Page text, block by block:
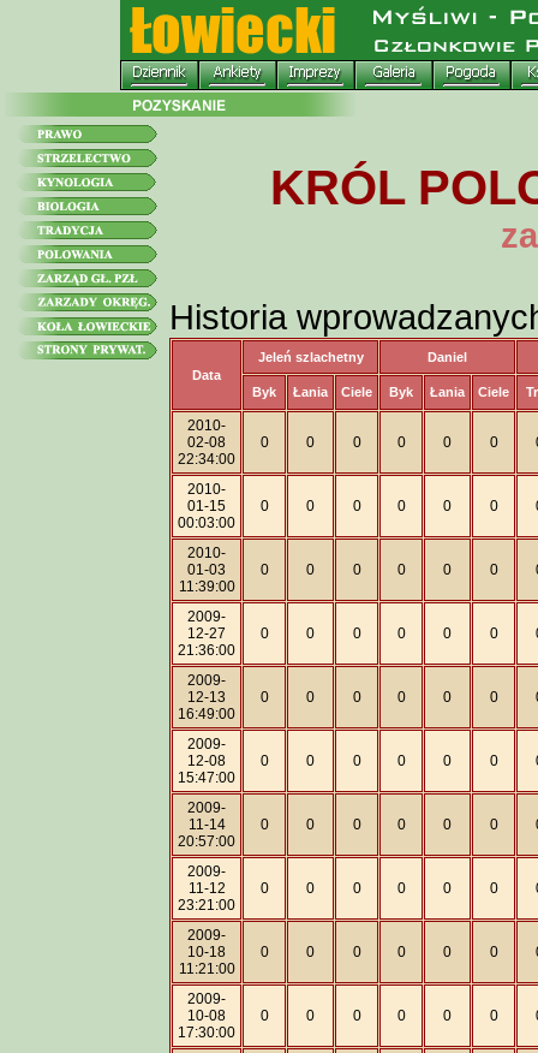
KRÓL
Historia
Data
Jeleń szlachetny Daniel
Byk Łania Ciele Byk Łania Ciele
2010-
02-08
22:34:00
0 0 0 0 0 0
2010-
01-15
00:03:00
0 0 0 0 0 0
2010-
01-03
11:39:00
0 0 0 0 0 0
2009-
12-27
21:36:00
0 0 0 0 0 0
2009-
12-13
16:49:00
0 0 0 0 0 0
2009-
12-08
15:47:00
0 0 0 0 0 0
2009-
11-14
20:57:00
0 0 0 0 0 0
2009-
11-12
23:21:00
0 0 0 0 0 0
2009-
10-18
11:21:00
0 0 0 0 0 0
2009-
10-08
17:30:00
0 0 0 0 0 0